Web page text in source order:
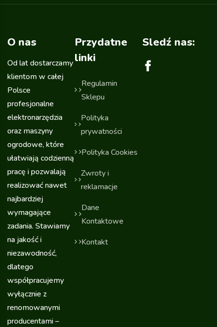
O nas
Od lat dostarczamy
klientom w całej
Polsce
profesjonalne
elektronarzędzia
oraz maszyny
ogrodowe, które
ułatwiają codzienną
pracę i pozwalają
realizować nawet
najbardziej
wymagające
zadania. Stawiamy
na jakość i
niezawodność,
dlatego
współpracujemy
wyłącznie z
renomowanymi
producentami –
Przydatne
linki
Regulamin
Sklepu
Polityka
prywatności
Polityka Cookies
Zwroty i
reklamacje
Dane
Kontaktowe
Kontakt
Sledź nas: